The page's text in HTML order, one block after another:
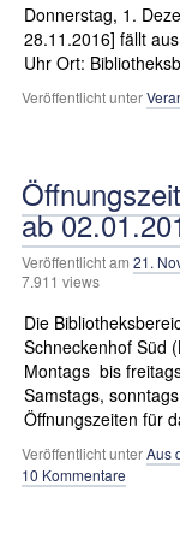
Donnerstag, 1.
28.11.2016] fällt
Uhr Ort:
Veröffentlicht unter
ab
Veröffentlicht am 21.
7.911 views
Die
Schneckenhof Süd
Montags bis
Samstags,
Öffnungszeiten für
Veröffentlicht unterAus
10 Kommentare